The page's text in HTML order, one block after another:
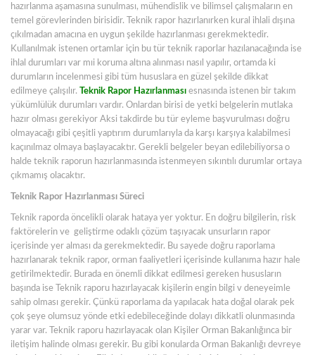
hazırlanma aşamasına sunulması, mühendislik ve bilimsel çalışmaların en
temel görevlerinden birisidir. Teknik rapor hazırlanırken kural ihlali dışına
çıkılmadan amacına en uygun şekilde hazırlanması gerekmektedir.
Kullanılmak istenen ortamlar için bu tür teknik raporlar hazılanacağında ise
ihlal durumları var mıi koruma altına alınması nasıl yapılır, ortamda ki
durumların incelenmesi gibi tüm hususlara en güzel şekilde dikkat
edilmeye çalışılır. Teknik Rapor Hazırlanması esnasında istenen bir takım
yükümlülük durumları vardır. Onlardan birisi de yetki belgelerin mutlaka
hazır olması gerekiyor Aksi takdirde bu tür eyleme başvurulması doğru
olmayacağı gibi çeşitli yaptırım durumlarıyla da karşı karşıya kalabilmesi
kaçınılmaz olmaya başlayacaktır. Gerekli belgeler beyan edilebiliyorsa o
halde teknik raporun hazırlanmasında istenmeyen sıkıntılı durumlar ortaya
çıkmamış olacaktır.
Teknik Rapor Hazırlanması Süreci
Teknik raporda öncelikli olarak hataya yer yoktur. En doğru bilgilerin, risk
faktörelerin ve geliştirme odaklı çözüm taşıyacak unsurların rapor
içerisinde yer alması da gerekmektedir. Bu sayede doğru raporlama
hazırlanarak teknik rapor, orman faaliyetleri içerisinde kullanıma hazır hale
getirilmektedir. Burada en önemli dikkat edilmesi gereken hususların
başında ise Teknik raporu hazırlayacak kişilerin engin bilgi v deneyeimle
sahip olması gerekir. Çünkü raporlama da yapılacak hata doğal olarak pek
çok şeye olumsuz yönde etki edebileceğinde dolayı dikkatli olunmasında
yarar var. Teknik raporu hazırlayacak olan Kişiler Orman Bakanlığınca bir
iletişim halinde olması gerekir. Bu gibi konularda Orman Bakanlığı devreye